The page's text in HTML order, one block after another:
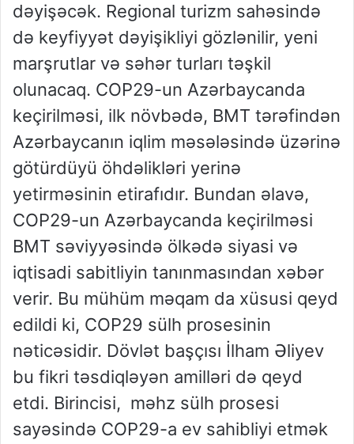
dəyişəcək. Regional turizm sahəsində
də keyfiyyət dəyişikliyi gözlənilir, yeni
marşrutlar və səhər turları təşkil
olunacaq. COP29-un Azərbaycanda
keçirilməsi, ilk növbədə, BMT tərəfindən
Azərbaycanın iqlim məsələsində üzərinə
götürdüyü öhdəlikləri yerinə
yetirməsinin etirafıdır. Bundan əlavə,
COP29-un Azərbaycanda keçirilməsi
BMT səviyyəsində ölkədə siyasi və
iqtisadi sabitliyin tanınmasından xəbər
verir. Bu mühüm məqam da xüsusi qeyd
edildi ki, COP29 sülh prosesinin
nəticəsidir. Dövlət başçısı İlham Əliyev
bu fikri təsdiqləyən amilləri də qeyd
etdi. Birincisi, məhz sülh prosesi
sayəsində COP29-a ev sahibliyi etmək